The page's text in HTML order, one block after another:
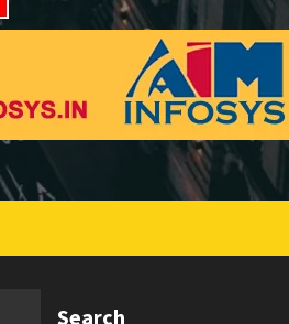
Search